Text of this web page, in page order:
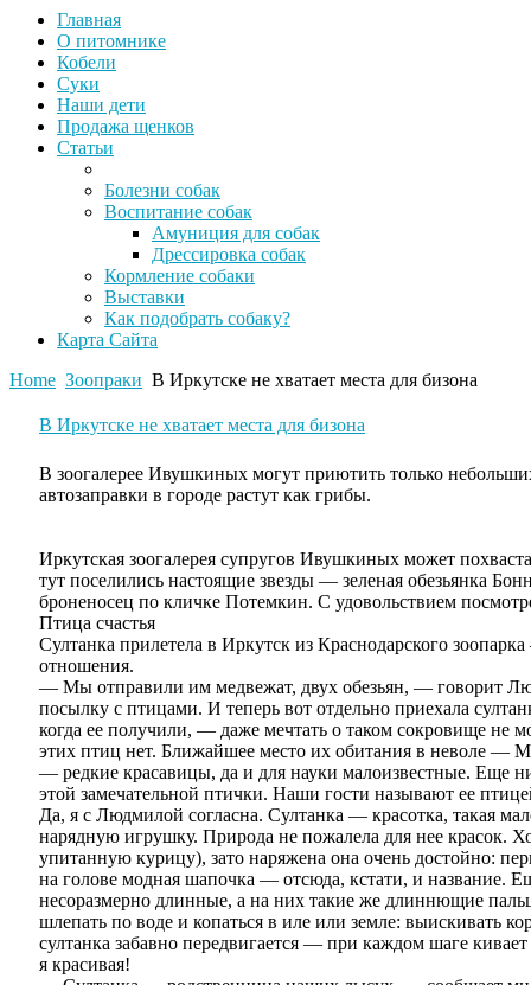
Главная
О питомнике
Кобели
Суки
Наши дети
Продажа щенков
Статьи
Болезни собак
Воспитание собак
Амуниция для собак
Дрессировка собак
Кормление собаки
Выставки
Как подобрать собаку?
Карта Сайта
Home Зоопраки В Иркутске не хватает места для бизона
В Иркутске не хватает места для бизона
В зоогалерее Ивушкиных могут приютить только
автозаправки в городе растут как грибы.
Иркутская зоогалерея супругов Ивушкиных может
тут поселились настоящие звезды — зеленая обезьянка
броненосец по кличке Потемкин. С удовольствием
Птица счастья
Султанка прилетела в Иркутск из Краснодарского
отношения.
— Мы отправили им медвежат, двух обезьян, — говорит
посылку с птицами. И теперь вот отдельно приехала
когда ее получили, — даже мечтать о таком сокровище не
этих птиц нет. Ближайшее место их обитания в неволе —
— редкие красавицы, да и для науки малоизвестные. Еще
этой замечательной птички. Наши гости называют ее
Да, я с Людмилой согласна. Султанка — красотка, такая
нарядную игрушку. Природа не пожалела для нее красок.
упитанную курицу), зато наряжена она очень достойно:
на голове модная шапочка — отсюда, кстати, и название.
несоразмерно длинные, а на них такие же длиннющие
шлепать по воде и копаться в иле или земле: выискивать
султанка забавно передвигается — при каждом шаге
я красивая!